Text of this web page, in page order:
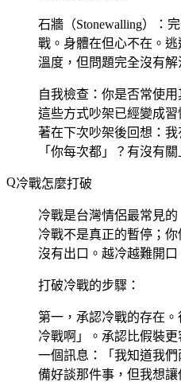
石牆（Stonewalling）
：
戰。身體在但心不在。
溫度，但問題完全沒有解
自我檢查：你是否常使用
這些方式吵架已經變成
著在下次吵架後回想：
「你每次都」？有沒有
冷戰怎麼打破
冷戰是台灣情侶最常見
冷戰不是真正的暫停；
沒有出口。越冷越難開口
打破冷戰的步驟：
第一，承認冷戰的存在
冷戰啊」。承認比假裝
一個訊息：「我知道我
備好談那件事，但我想